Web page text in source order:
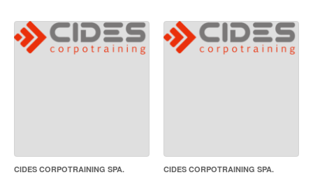
CIDES CORPOTRAINING SPA. CIDES CORPOTRAINING SPA.